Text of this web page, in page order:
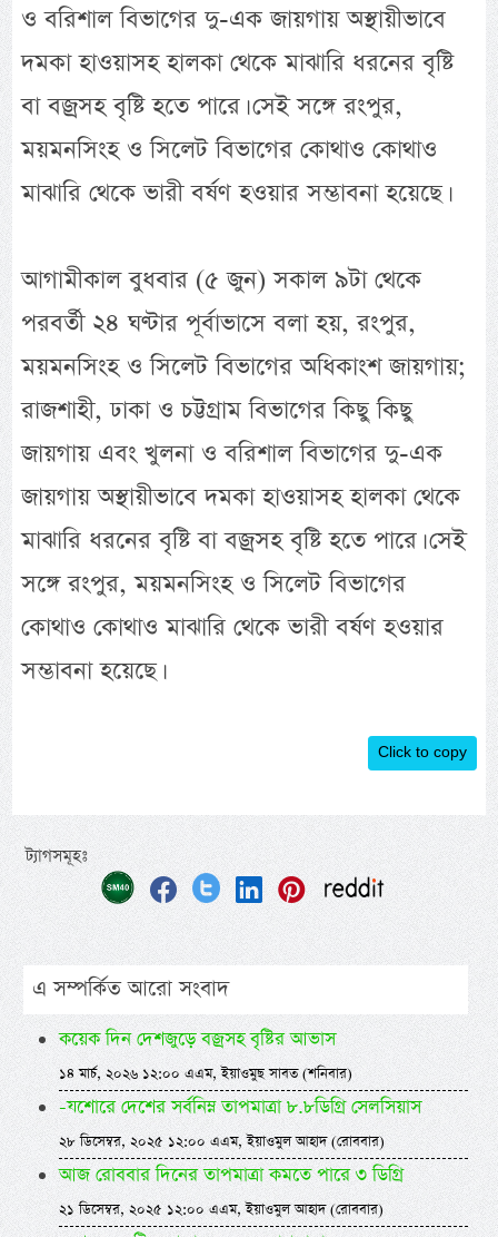
ও বরিশাল বিভাগের দু-এক জায়গায় অস্থায়ীভাবে
দমকা হাওয়াসহ হালকা থেকে মাঝারি ধরনের বৃষ্টি
বা বজ্রসহ বৃষ্টি হতে পারে। সেই সঙ্গে রংপুর,
ময়মনসিংহ ও সিলেট বিভাগের কোথাও কোথাও
মাঝারি থেকে ভারী বর্ষণ হওয়ার সম্ভাবনা হয়েছে।
আগামীকাল বুধবার (৫ জুন) সকাল ৯টা থেকে
পরবর্তী ২৪ ঘণ্টার পূর্বাভাসে বলা হয়, রংপুর,
ময়মনসিংহ ও সিলেট বিভাগের অধিকাংশ জায়গায়;
রাজশাহী, ঢাকা ও চট্টগ্রাম বিভাগের কিছু কিছু
জায়গায় এবং খুলনা ও বরিশাল বিভাগের দু-এক
জায়গায় অস্থায়ীভাবে দমকা হাওয়াসহ হালকা থেকে
মাঝারি ধরনের বৃষ্টি বা বজ্রসহ বৃষ্টি হতে পারে। সেই
সঙ্গে রংপুর, ময়মনসিংহ ও সিলেট বিভাগের
কোথাও কোথাও মাঝারি থেকে ভারী বর্ষণ হওয়ার
সম্ভাবনা হয়েছে।
Click to copy
ট্যাগসমূহঃ
এ সম্পর্কিত আরো সংবাদ
কয়েক দিন দেশজুড়ে বজ্রসহ বৃষ্টির আভাস
১৪ মার্চ, ২০২৬ ১২:০০ এএম, ইয়াওমুছ সাবত (শনিবার)
-যশোরে দেশের সর্বনিম্ন তাপমাত্রা ৮.৮ডিগ্রি সেলসিয়াস
২৮ ডিসেম্বর, ২০২৫ ১২:০০ এএম, ইয়াওমুল আহাদ (রোববার)
আজ রোববার দিনের তাপমাত্রা কমতে পারে ৩ ডিগ্রি
২১ ডিসেম্বর, ২০২৫ ১২:০০ এএম, ইয়াওমুল আহাদ (রোববার)